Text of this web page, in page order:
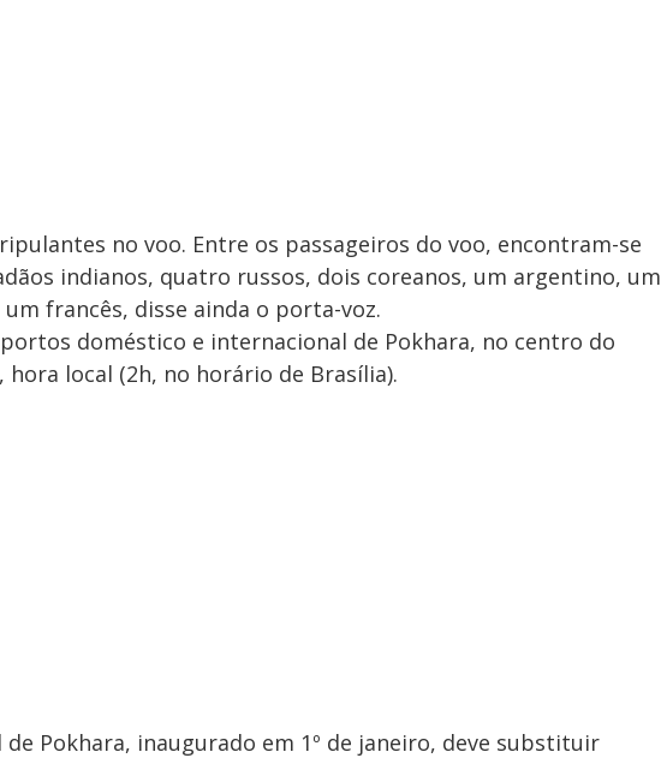
d
e
o
no voo. Entre os passageiros do voo, encontram-se
indianos, quatro russos, dois coreanos, um argentino, um
francês, disse ainda o porta-voz.
doméstico e internacional de Pokhara, no centro do
hora local (2h, no horário de Brasília).
Pokhara, inaugurado em 1º de janeiro, deve substituir